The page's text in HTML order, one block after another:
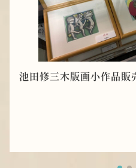
池田修三木版画小作品販